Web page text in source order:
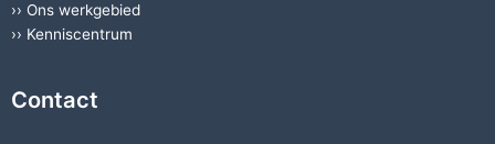
›› Ons werkgebied
›› Kenniscentrum
Contact